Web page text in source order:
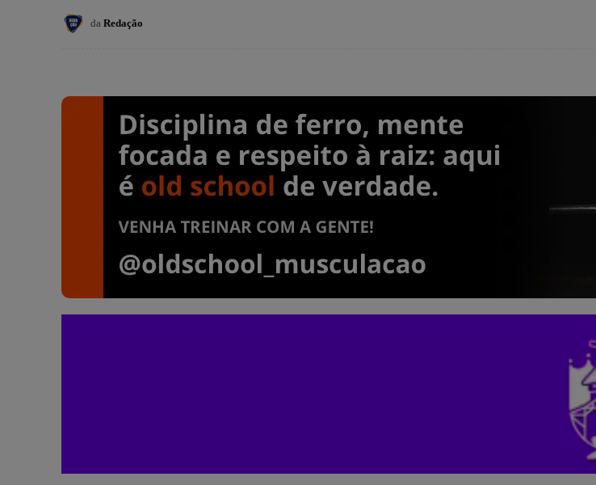
da Redação